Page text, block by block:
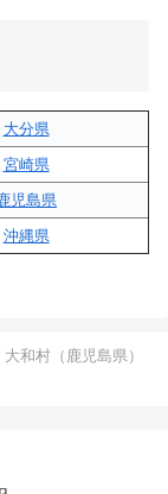
大分県
宮崎県
児島県
沖縄県
大和村（鹿児島県）